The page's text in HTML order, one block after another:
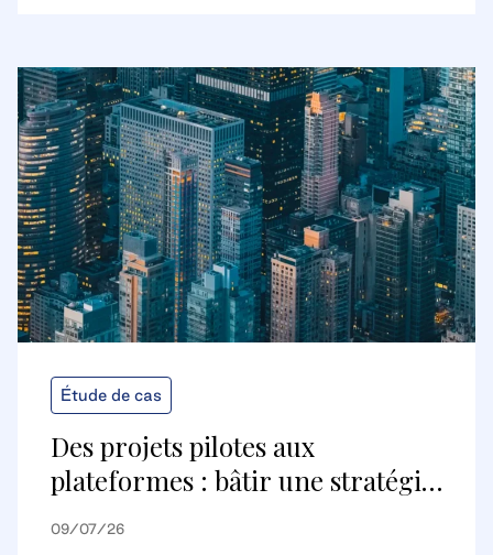
Étude de cas
Des projets pilotes aux
plateformes : bâtir une stratégie
de bâtiments numériques
09/07/26